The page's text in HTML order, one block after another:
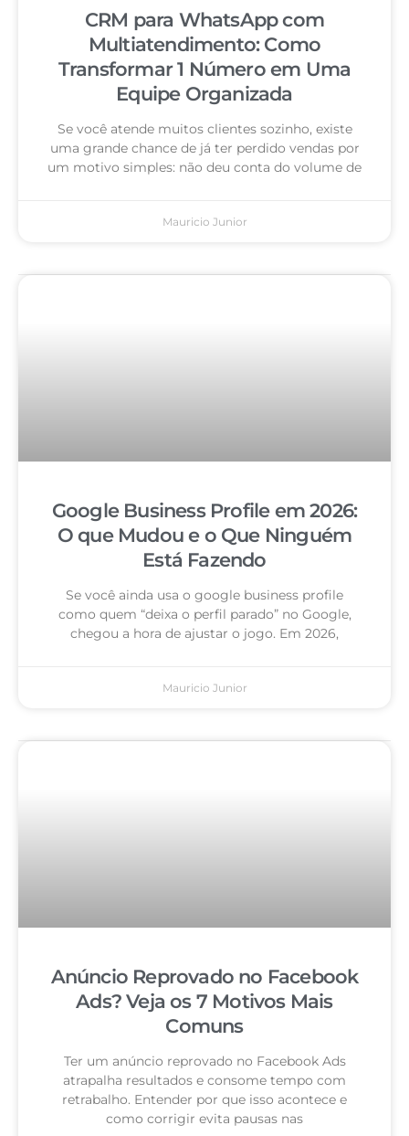
CRM para WhatsApp com
Multiatendimento: Como
Transformar 1 Número em Uma
Equipe Organizada
Se você atende muitos clientes sozinho, existe
uma grande chance de já ter perdido vendas por
um motivo simples: não deu conta do volume de
Mauricio Junior
Google Business Profile em 2026:
O que Mudou e o Que Ninguém
Está Fazendo
Se você ainda usa o google business profile
como quem “deixa o perfil parado” no Google,
chegou a hora de ajustar o jogo. Em 2026,
Mauricio Junior
Anúncio Reprovado no Facebook
Ads? Veja os 7 Motivos Mais
Comuns
Ter um anúncio reprovado no Facebook Ads
atrapalha resultados e consome tempo com
retrabalho. Entender por que isso acontece e
como corrigir evita pausas nas